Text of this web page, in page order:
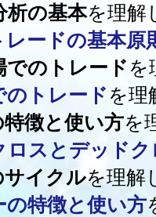
析の基本を理解
ードの基本原
でのトレード を
のトレード を理
徴と使い方を
ロスとデッドク
サイクルを理解
の特徴と使い方